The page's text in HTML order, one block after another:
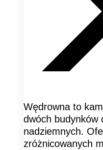
Wędrowna to
dwóch budynków
nadziemnych.
zróżnicowanych